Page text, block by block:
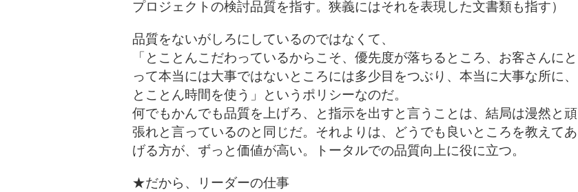
プロジェクトの検討品質を指す。狭義にはそれを表現した文書類も指す）
品質をないがしろにしているのではなくて、
「とことんこだわっているからこそ、優先度が落ちるところ、お客さんにと
って本当には大事ではないところには多少目をつぶり、本当に大事な所に、
とことん時間を使う」というポリシーなのだ。
何でもかんでも品質を上げろ、と指示を出すと言うことは、結局は漫然と頑
張れと言っているのと同じだ。それよりは、どうでも良いところを教えてあ
げる方が、ずっと価値が高い。トータルでの品質向上に役に立つ。
★だから、リーダーの仕事